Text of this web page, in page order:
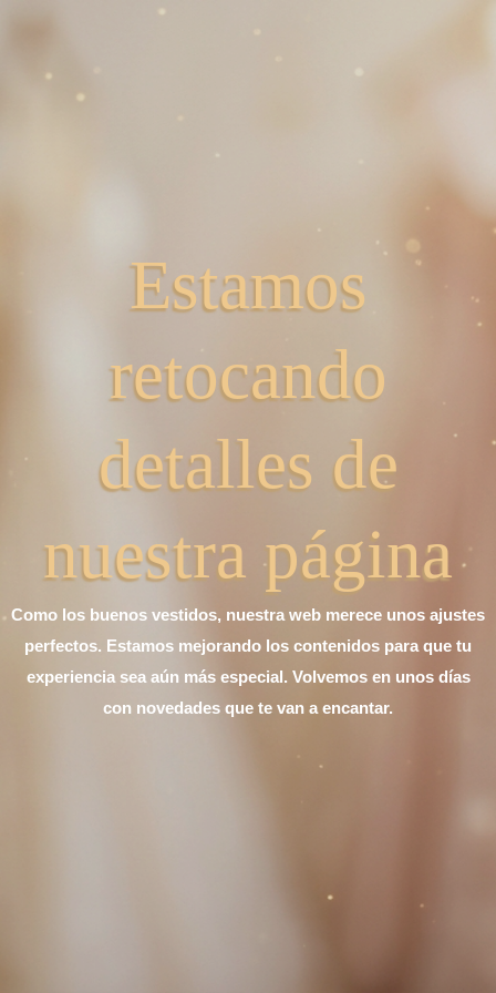
Estamos
retocando
detalles de
nuestra página
Como los buenos vestidos, nuestra web merece unos ajustes
perfectos. Estamos mejorando los contenidos para que tu
experiencia sea aún más especial. Volvemos en unos días
con novedades que te van a encantar.